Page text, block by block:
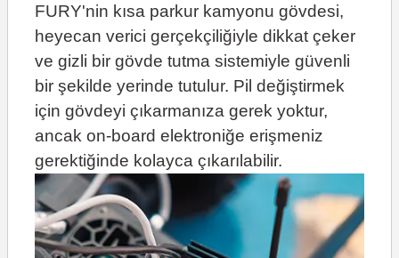
FURY'nin kısa parkur kamyonu gövdesi,
heyecan verici gerçekçiliğiyle dikkat çeker
ve gizli bir gövde tutma sistemiyle güvenli
bir şekilde yerinde tutulur. Pil değiştirmek
için gövdeyi çıkarmanıza gerek yoktur,
ancak on-board elektroniğe erişmeniz
gerektiğinde kolayca çıkarılabilir.